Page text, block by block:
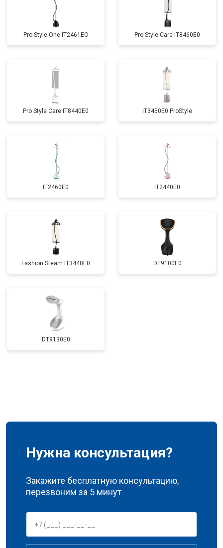
Pro Style One IT2461ЕО Pro Style Care IT8460E0
Pro Style Care IT8440E0 IT3450E0 ProStyle
IT2460E0 IT2440E0
Fashion Steam IT3440E0 DT9100E0
DT9130E0
Нужна консультация?
Закажите бесплатную консультацию,
перезвоним за 5 минут